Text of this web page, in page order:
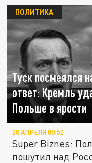
Туск посмеялся
ответ: Кремль
Польше в ярости
ПОЛИТИКА
28 АПРЕЛЯ 08:52
Super Biznes:
пошутил над